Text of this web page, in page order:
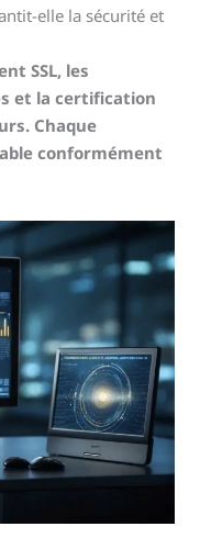
elle la sécurité et
SSL, les
et la certification
Chaque
conformément